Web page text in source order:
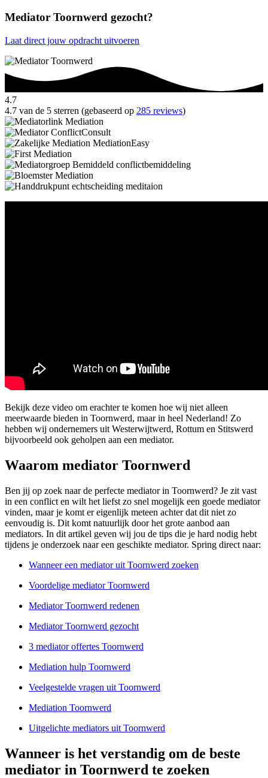
Mediator Toornwerd gezocht?
Laat direct jouw opdracht uitvoeren
4.7
4.7 van de 5 sterren (gebaseerd op 285 reviews)
Bekijk deze video om erachter te komen hoe wij niet alleen
meerwaarde bieden in Toornwerd, maar in heel Nederland! Zo
hebben wij ondernemers uit Westerwijtwerd, Rottum en Stitswerd
bijvoorbeeld ook geholpen aan een mediator.
Waarom mediator Toornwerd
Ben jij op zoek naar de perfecte mediator in Toornwerd? Je zit vast
in een conflict en wilt het liefst zo snel mogelijk een goede mediator
vinden, maar je komt er eigenlijk meteen achter dat dit niet zo
eenvoudig is. Dit komt natuurlijk door het grote aanbod aan
mediators. In dit artikel geven wij jou de tips die je hard nodig hebt
tijdens je onderzoek naar een geschikte mediator. Spring direct naar:
Wanneer een mediator uit Toornwerd zoeken
Voordelige mediator Toornwerd
Mediator Toornwerd redenen
Mediator Toornwerd gezocht
3 mediator offertes Toornwerd
Mediation hulp Toornwerd
Veelgestelde vragen uit Toornwerd
Mediation Toornwerd
Uitgelichte mediators uit Toornwerd
Wanneer is het verstandig om de beste
mediator in Toornwerd te zoeken